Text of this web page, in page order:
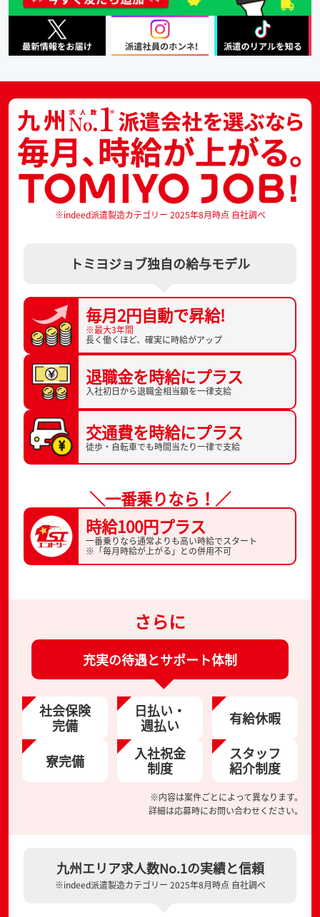
※indeed派遣製造カテゴリー 2025年8月時点 自社調べ
トミヨジョブ独自の給与モデル
毎月2円自動で昇給!
※最大3年間
長く働くほど、 確実に時給がアップ
退職金を時給にプラス
入社初日から退職金相当額を一律支給
交通費を時給にプラス
徒歩・自転車でも時間当たり一律で支給
＼一番乗りなら！／
時給100円プラス
一番乗りなら通常よりも高い時給でスタート
※「毎月時給が上がる」との併用不可
さらに
充実の待遇とサポート体制
社会保険
完備
日払い・
週払い 有給休暇
寮完備 入社祝金
制度
スタッフ
紹介制度
※内容は案件ごとによって異なります。
詳細は応募時にお問い合わせください。
九州エリア求人数No.1の実績と信頼
※indeed派遣製造カテゴリー 2025年8月時点 自社調べ